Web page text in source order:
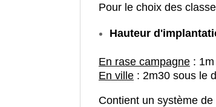
Pour le choix des
Hauteur
En rase campagne :
En ville : 2m30 sous le
Contient un système